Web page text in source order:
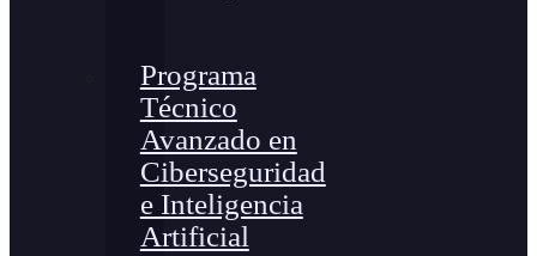
Programa
Técnico
Avanzado en
Ciberseguridad
e Inteligencia
Artificial